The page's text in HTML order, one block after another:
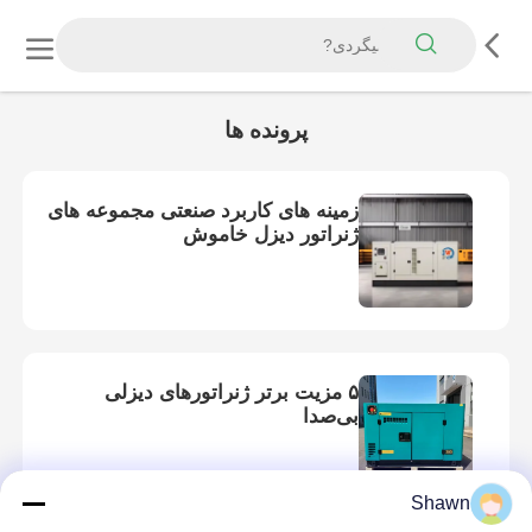
پرونده ها
زمینه های کاربرد صنعتی مجموعه های
ژنراتور دیزل خاموش
۵ مزیت برتر ژنراتورهای دیزلی
بی‌صدا
Shawn